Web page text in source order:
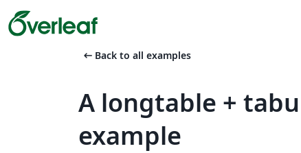
arrow_left_alt Back to all examples
A longtable +
example